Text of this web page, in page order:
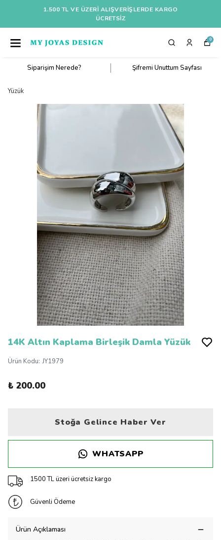
1.500 TL VE ÜZERI ALIŞVERIŞLERDE KARGO
ÜCRETSİZ
0
Siparişim Nerede? Şifremi Unuttum Sayfası
Yüzük
14K Altın Kaplama Birleşik Damla Yüzük
Ürün Kodu: JY1979
₺ 200.00
Stoğa Gelince Haber Ver
WHATSAPP
1500 TL üzeri ücretsiz kargo
Güvenli Ödeme
Ürün Açıklaması